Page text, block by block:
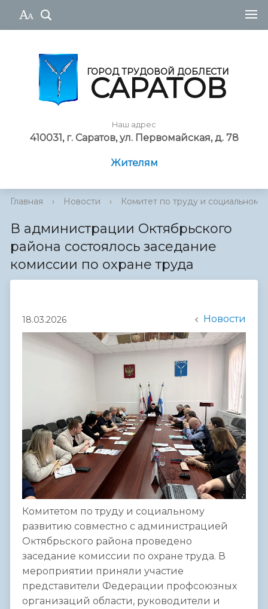
ГОРОД ТРУДОВОЙ ДОБЛЕСТИ
САРАТОВ
Наш адрес
410031, г. Саратов, ул. Первомайская, д. 78
Жителям
Главная › Новости › Комитет по труду и социальному
В администрации Октябрьского
района состоялось заседание
комиссии по охране труда
18.03.2026 Новости
Комитетом по труду и социальному
развитию совместно с администрацией
Октябрьского района проведено
заседание комиссии по охране труда. В
мероприятии приняли участие
представители Федерации профсоюзных
организаций области, руководители и